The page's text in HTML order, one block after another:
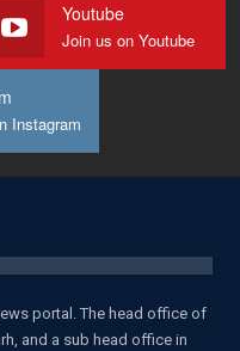
Youtube
Join us on Youtube
Instagram
portal. The head office of
and a sub head office in